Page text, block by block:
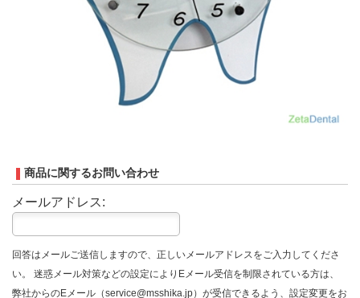
商品に関するお問い合わせ
メールアドレス:
回答はメールご送信しますので、正しいメールアドレスをご入力してくださ
い。 迷惑メール対策などの設定によりEメール受信を制限されている方は、
弊社からのEメール（service@msshika.jp）が受信できるよう、設定変更をお